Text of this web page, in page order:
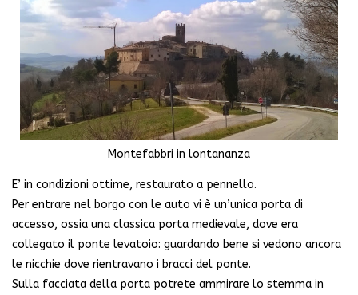
Montefabbri in lontananza
E’ in condizioni ottime, restaurato a pennello.
Per entrare nel borgo con le auto vi è un’unica porta di
accesso, ossia una classica porta medievale, dove era
collegato il ponte levatoio: guardando bene si vedono ancora
le nicchie dove rientravano i bracci del ponte.
Sulla facciata della porta potrete ammirare lo stemma in